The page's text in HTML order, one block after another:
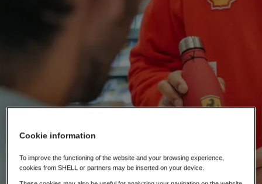
Cookie information
To improve the functioning of the website and your browsing experience,
cookies from SHELL or partners may be inserted on your device.